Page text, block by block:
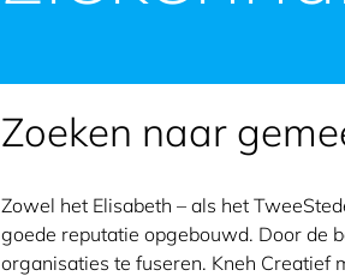
Zoeken naar
Zowel het Elisabeth – als het
goede reputatie opgebouwd. Door de
organisaties te fuseren. Kneh Creatief